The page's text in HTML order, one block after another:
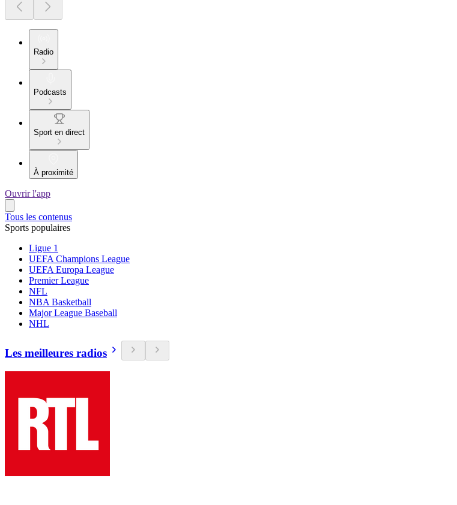
Radio
Podcasts
Sport en direct
À proximité
Ouvrir l'app
Tous les contenus
Sports populaires
Ligue 1
UEFA Champions League
UEFA Europa League
Premier League
NFL
NBA Basketball
Major League Baseball
NHL
Les meilleures radios